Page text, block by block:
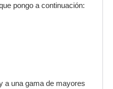
pongo a continuación:
a una gama de mayores